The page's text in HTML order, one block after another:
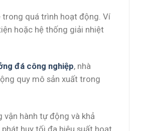
trong quá trình hoạt động. Ví
hoặc hệ thống giải nhiệt
đá công nghiệp, nhà
quy mô sản xuất trong
vận hành tự động và khả